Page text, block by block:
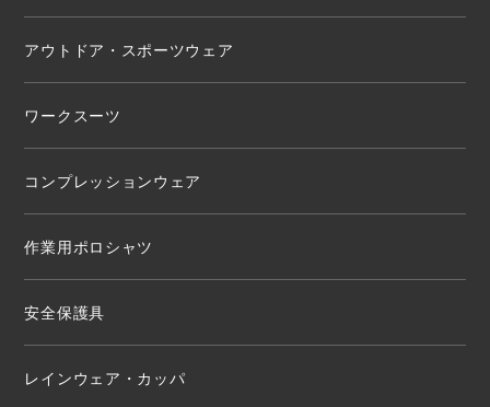
アウトドア・スポーツウェア
ワークスーツ
コンプレッションウェア
作業用ポロシャツ
安全保護具
レインウェア・カッパ